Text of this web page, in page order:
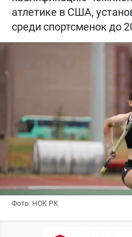
атлетике в США,
среди спортсменок до
Фото: НОК РК